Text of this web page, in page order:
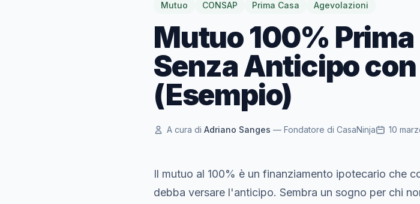
Mutuo CONSAP Prima Casa Agevolazioni
Mutuo 100%
Senza Anticipo con
(Esempio)
A cura di Adriano Sanges — Fondatore di CasaNinja 10
Il mutuo al 100% è un finanziamento ipotecario che
debba versare l'anticipo. Sembra un sogno per chi